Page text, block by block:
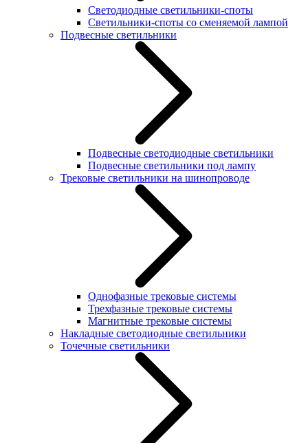
Светодиодные светильники-споты
Светильники-споты со сменяемой лампой
Подвесные светильники
Подвесные светодиодные светильники
Подвесные светильники под лампу
Трековые светильники на шинопроводе
Однофазные трековые системы
Трехфазные трековые системы
Магнитные трековые системы
Накладные светодиодные светильники
Точечные светильники